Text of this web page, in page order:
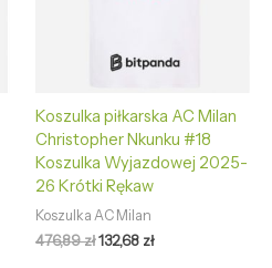
Koszulka piłkarska AC Milan
Christopher Nkunku #18
Koszulka Wyjazdowej 2025-
26 Krótki Rękaw
Koszulka AC Milan
476,89zł132,68 zł